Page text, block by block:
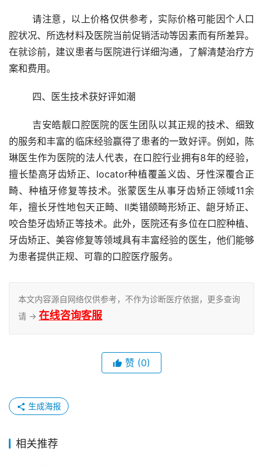
	请注意，以上价格仅供参考，实际价格可能因个人口
腔状况、所选材料及医院当前促销活动等因素而有所差异。
在就诊前，建议患者与医院进行详细沟通，了解清楚治疗方
案和费用。
	四、医生技术获好评如潮
的服务和丰富的临床经验赢得了患者的一致好评。例如，陈
琳医生作为医院的法人代表，在口腔行业拥有8年的经验，
擅长垫高牙齿矫正、locator种植覆盖义齿、牙性深覆合正
畸、种植牙修复等技术。张蒙医生从事牙齿矫正领域11余
年，擅长牙性地包天正畸、Ⅱ类错颌畸形矫正、龅牙矫正、
咬合垫牙齿矫正等技术。此外，医院还有多位在口腔种植、
牙齿矫正、美容修复等领域具有丰富经验的医生，他们能够
为患者提供正规、可靠的口腔医疗服务。
本文内容源自网络仅供参考，不作为诊断医疗依据，更多查询
请 → 在线咨询客服
赞 (0)
生成海报
相关推荐